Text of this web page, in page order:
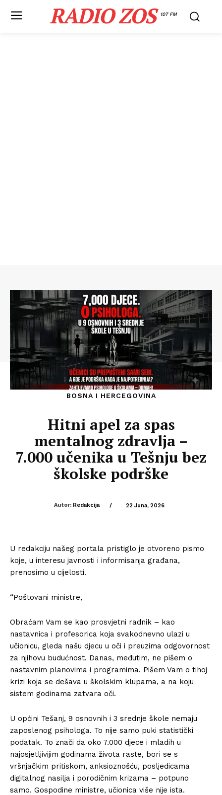
RADIO ZOS 107 FM
BOSNA I HERCEGOVINA
Hitni apel za spas
mentalnog zdravlja –
7.000 učenika u Tešnju bez
školske podrške
Autor: Redakcija / 22 Juna, 2026
U redakciju našeg portala pristiglo je otvoreno pismo
koje, u interesu javnosti i informisanja građana,
prenosimo u cijelosti.
“Poštovani ministre,
Obraćam Vam se kao prosvjetni radnik – kao
nastavnica i profesorica koja svakodnevno ulazi u
učionicu, gleda našu djecu u oči i preuzima odgovornost
za njihovu budućnost. Danas, međutim, ne pišem o
nastavnim planovima i programima. Pišem Vam o tihoj
krizi koja se dešava u školskim klupama, a na koju
sistem godinama zatvara oči.
U općini Tešanj, 9 osnovnih i 3 srednje škole nemaju
zaposlenog psihologa. To nije samo puki statistički
podatak. To znači da oko 7.000 djece i mladih u
najosjetljivijim godinama života raste, bori se s
vršnjačkim pritiskom, anksioznošću, posljedicama
digitalnog nasilja i porodičnim krizama – potpuno
samo. Gospodine ministre, učionica više nije ista.